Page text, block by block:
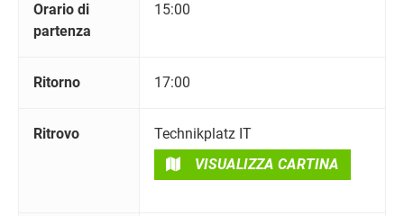
Orario di
partenza
15:00
Ritorno 17:00
Ritrovo
Technikplatz IT
VISUALIZZA CARTINA